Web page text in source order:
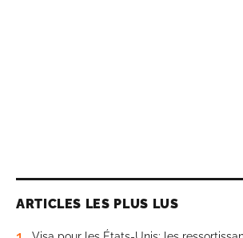
ARTICLES LES PLUS LUS